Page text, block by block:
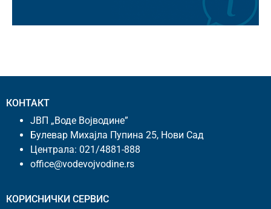
КОНТАКТ
ЈВП „Воде Војводине”
Булевар Михајла Пупина 25, Нови Сад
Централа: 021/4881-888
office@vodevojvodine.rs
КОРИСНИЧКИ СЕРВИС